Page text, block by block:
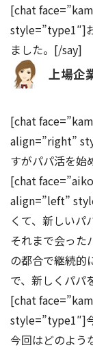
[chat
style=”type1″]
ました。[/say]
上場企
[chat
align=”right”
すがパパ活を始
[chat
align=”left”
くて、新しいパ
それまで会った
の都合で継続的
で、新しくパパ
[chat
style=”type1″]
今回はどのよう